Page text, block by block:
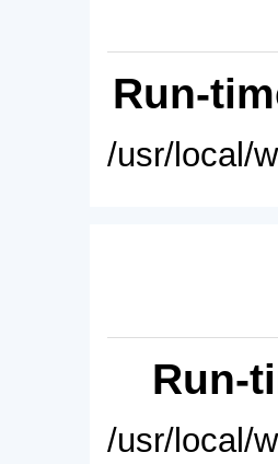
Run-
/usr/local/
Run-
/usr/local/